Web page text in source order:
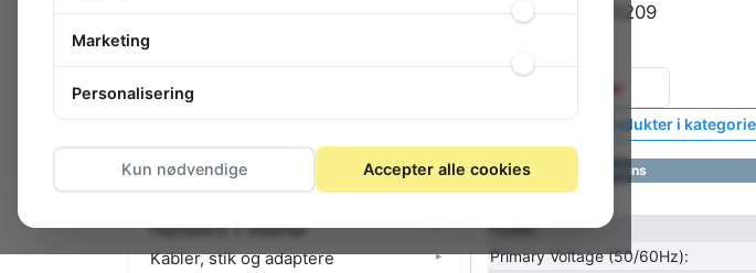
Varekode: RKPT3209
på lager
Vis lignende produkter i
Technical Specifications
Power:
Primary Voltage (50/60Hz):
Computerudstyr
El-materiel (installation)
Foto
Højttalere + tilbehør
Kabler, stik og adaptere
Marketing
Personalisering
Kun nødvendige Accepter alle cookies